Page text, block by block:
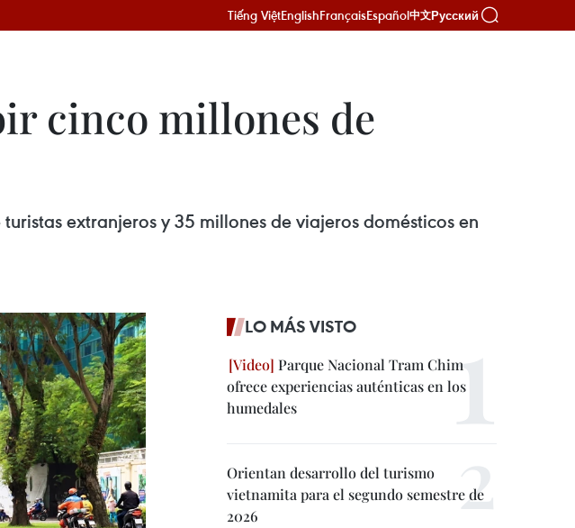
Tiếng ViệtEnglishFrançaisEspañol中文Русский
cinco millones de
extranjeros y 35 millones de viajeros domésticos en
LO MÁS VISTO
Parque Nacional Tram Chim
ofrece experiencias auténticas en los
humedales
Orientan desarrollo del turismo
vietnamita para el segundo semestre de
2026